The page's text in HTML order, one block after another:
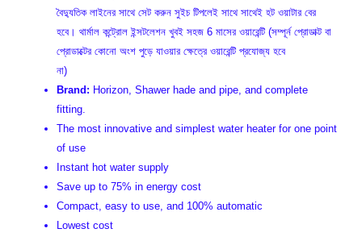
বৈদ্যুতিক লাইনের সাথে সেট করুন সুইচ টিপলেই সাথে সাথেই হট ওয়াটার বের
হবে। থার্মাল কন্ট্রোল ইন্সটলেশন খুবই সহজ 6 মাসের ওয়ারেন্টি (সম্পূর্ন প্রোডাক্ট বা
প্রোডাক্টের কোনো অংশ পুড়ে যাওয়ার ক্ষেত্রে ওয়ারেন্টি প্রযোজ্য হবে
না)
Brand: Horizon, Shawer hade and pipe, and complete
fitting.
The most innovative and simplest water heater for one point
of use
Instant hot water supply
Save up to 75% in energy cost
Compact, easy to use, and 100% automatic
Lowest cost